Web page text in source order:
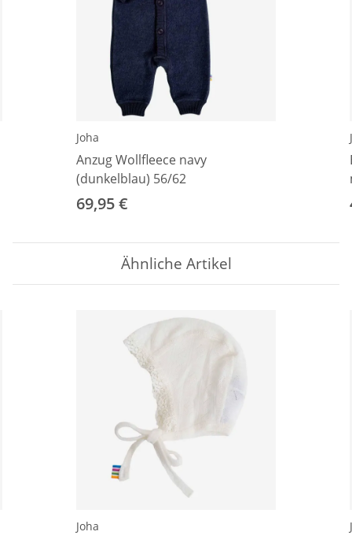
Joha
Anzug Wollfleece navy
(dunkelblau) 56/62
69,95 €
Ähnliche Artikel
Joha